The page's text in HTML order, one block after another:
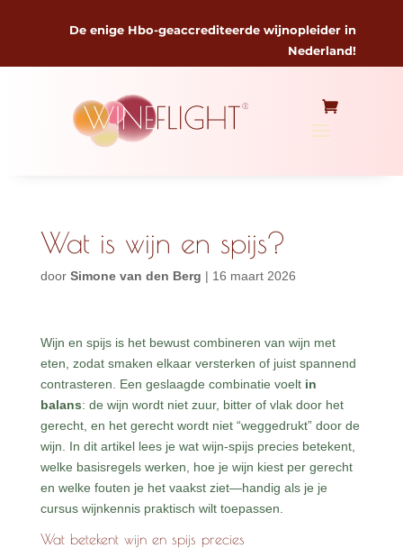
De enige Hbo-geaccrediteerde wijnopleider in
Nederland!
Wat is wijn en spijs?
door Simone van den Berg | 16 maart 2026
Wijn en spijs is het bewust combineren van wijn met
eten, zodat smaken elkaar versterken of juist spannend
contrasteren. Een geslaagde combinatie voelt in
balans: de wijn wordt niet zuur, bitter of vlak door het
gerecht, en het gerecht wordt niet “weggedrukt” door de
wijn. In dit artikel lees je wat wijn-spijs precies betekent,
welke basisregels werken, hoe je wijn kiest per gerecht
en welke fouten je het vaakst ziet—handig als je je
cursus wijnkennis praktisch wilt toepassen.
Wat betekent wijn en spijs precies